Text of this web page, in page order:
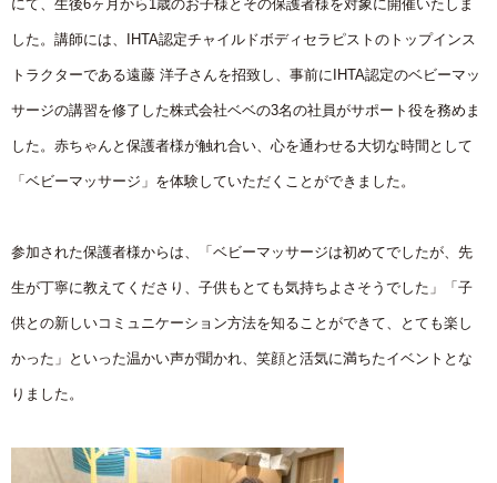
にて、生後6ヶ月から1歳のお子様とその保護者様を対象に開催いたしま
した。講師には、IHTA認定チャイルドボディセラピストのトップインス
トラクターである遠藤 洋子さんを招致し、事前にIHTA認定のベビーマッ
サージの講習を修了した株式会社ベベの3名の社員がサポート役を務めま
した。赤ちゃんと保護者様が触れ合い、心を通わせる大切な時間として
「ベビーマッサージ」を体験していただくことができました。
参加された保護者様からは、「ベビーマッサージは初めてでしたが、先
生が丁寧に教えてくださり、子供もとても気持ちよさそうでした」「子
供との新しいコミュニケーション方法を知ることができて、とても楽し
かった」といった温かい声が聞かれ、笑顔と活気に満ちたイベントとな
りました。